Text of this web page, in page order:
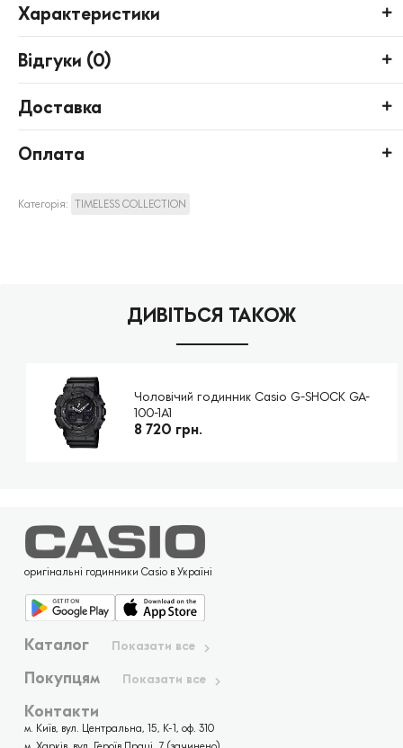
Характеристики
Відгуки (0)
Доставка
Оплата
Категорія: TIMELESS COLLECTION
ДИВІТЬСЯ ТАКОЖ
Чоловічий годинник Casio G-SHOCK GA-
100-1A1
8 720 грн.
оригінальні годинники Casio в Україні
Каталог Показати все
Покупцям Показати все
Контакти
м. Київ, вул. Центральна, 15, К-1, оф. 310